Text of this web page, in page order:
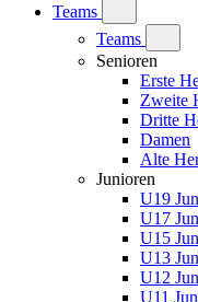
Teams
Teams
Senioren
Erste
Zweite
Dritte
Damen
Alte
Junioren
U19
U17
U15
U13
U12
U11